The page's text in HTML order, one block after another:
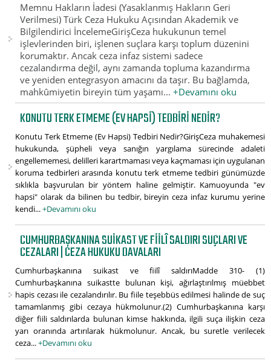
Memnu Hakların İadesi (Yasaklanmış Hakların Geri
Verilmesi) Türk Ceza Hukuku Açısından Akademik ve
Bilgilendirici İncelemeGirişCeza hukukunun temel
işlevlerinden biri, işlenen suçlara karşı toplum düzenini
korumaktır. Ancak ceza infaz sistemi sadece
cezalandırma değil, aynı zamanda topluma kazandırma
ve yeniden entegrasyon amacını da taşır. Bu bağlamda,
mahkûmiyetin bireyin tüm yaşamı...+Devamını oku
KONUTU TERK ETMEME (EV HAPSI) TEDBIRI NEDIR?
Konutu Terk Etmeme (Ev Hapsi) Tedbiri Nedir?GirişCeza muhakemesi
hukukunda, şüpheli veya sanığın yargılama sürecinde adaleti
engellememesi, delilleri karartmaması veya kaçmaması için uygulanan
koruma tedbirleri arasında konutu terk etmeme tedbiri günümüzde
sıklıkla başvurulan bir yöntem haline gelmiştir. Kamuoyunda "ev
hapsi" olarak da bilinen bu tedbir, bireyin ceza infaz kurumu yerine
kendi...+Devamını oku
CUMHURBAŞKANINA SUIKAST VE FIILÎ SALDIRI SUÇLARI VE
CEZALARI | CEZA HUKUKU DAVALARI
Cumhurbaşkanına suikast ve fiilî saldırıMadde 310- (1)
Cumhurbaşkanına suikastte bulunan kişi, ağırlaştırılmış müebbet
hapis cezası ile cezalandırılır. Bu fiile teşebbüs edilmesi halinde de suç
tamamlanmış gibi cezaya hükmolunur.(2) Cumhurbaşkanına karşı
diğer fiili saldırılarda bulunan kimse hakkında, ilgili suça ilişkin ceza
yarı oranında artırılarak hükmolunur. Ancak, bu suretle verilecek
ceza...+Devamını oku